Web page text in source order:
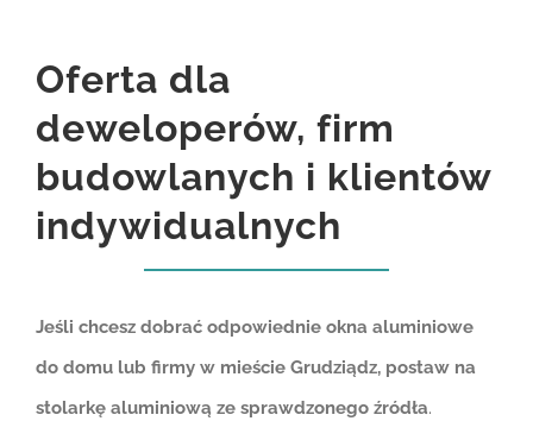
Oferta dla
deweloperów, firm
budowlanych i klientów
indywidualnych
Jeśli chcesz dobrać odpowiednie okna aluminiowe
do domu lub firmy w mieście Grudziądz, postaw na
stolarkę aluminiową ze sprawdzonego źródła.